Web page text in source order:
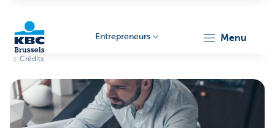
Entrepreneurs menu
Crédits